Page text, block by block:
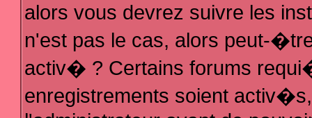
alors vous devrez suivre les
n'est pas le cas, alors peut-
activ� ? Certains forums
enregistrements soient